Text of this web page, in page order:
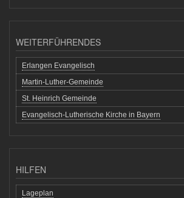
WEITERFÜHRENDES
Erlangen Evangelisch
Martin-Luther-Gemeinde
St. Heinrich Gemeinde
Evangelisch-Lutherische Kirche in Bayern
HILFEN
Lageplan